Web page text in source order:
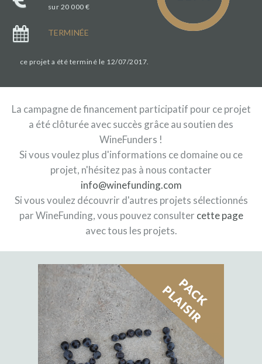
sur 20 000 €
TERMINÉE
ce projet a été terminé le 12/07/2017.
La campagne de financement participatif pour ce projet
a été clôturée avec succès grâce au soutien des
WineFunders !
Si vous voulez plus d'informations ce domaine ou ce
projet, n'hésitez pas à nous contacter
info@winefunding.com
Si vous voulez découvrir d'autres projets sélectionnés
par WineFunding, vous pouvez consulter cette page
avec tous les projets.